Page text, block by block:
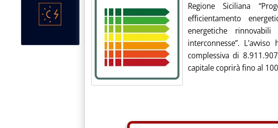
Regione Siciliana
efficientamento
energetiche
interconnesse”.
complessiva di
capitale coprirà fino al